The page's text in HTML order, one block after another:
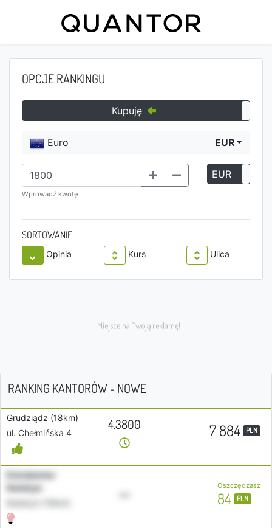
OPCJE RANKINGU
Kupuję
Euro EUR
Wprowadź kwotę
EUR
SORTOWANIE
Opinia Kurs Ulica
RANKING KANTORÓW - NOWE
Grudziądz (18km)
ul. Chełmińska 4
4.3800 7 884 PLN
Extrakantor
Kwidzyn
•••
Oszczędzasz
84 PLN